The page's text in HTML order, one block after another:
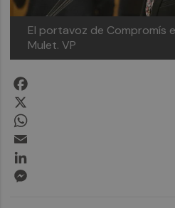
El portavoz de Compromís
Mulet. VP